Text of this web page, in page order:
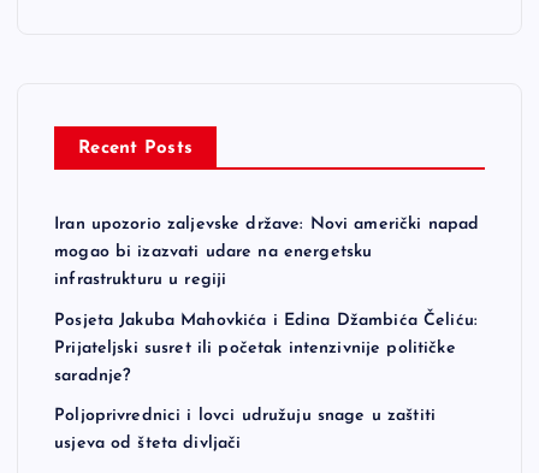
Recent Posts
Iran upozorio zaljevske države: Novi američki napad
mogao bi izazvati udare na energetsku
infrastrukturu u regiji
Posjeta Jakuba Mahovkića i Edina Džambića Čeliću:
Prijateljski susret ili početak intenzivnije političke
saradnje?
Poljoprivrednici i lovci udružuju snage u zaštiti
usjeva od šteta divljači